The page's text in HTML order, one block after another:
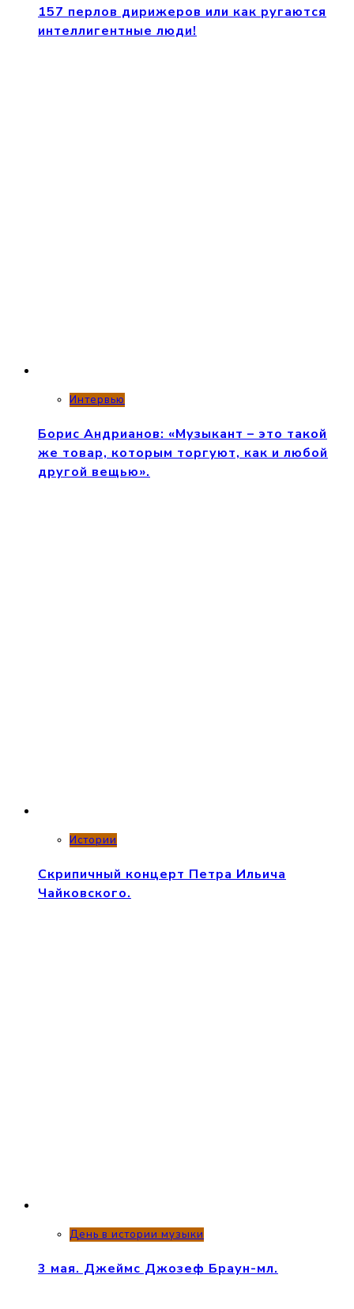
157 перлов дирижеров или как ругаются
интеллигентные люди!
Интервью
Борис Андрианов: «Музыкант – это такой
же товар, которым торгуют, как и любой
другой вещью».
Истории
Скрипичный концерт Петра Ильича
Чайковского.
День в истории музыки
3 мая. Джеймс Джозеф Браун-мл.